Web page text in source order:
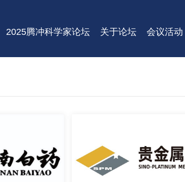
2025腾冲科学家论坛 关于论坛 会议活动